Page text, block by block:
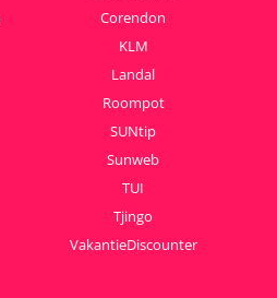
Corendon
KLM
Landal
Roompot
SUNtip
Sunweb
TUI
Tjingo
VakantieDiscounter